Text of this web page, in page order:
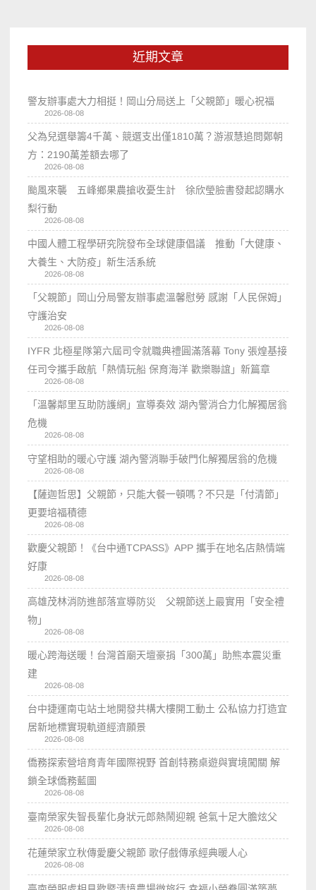
近期文章
警友辦事處大力相挺！岡山分局送上「父親節」暖心祝福
2026-08-08
父為兒選舉籌4千萬、競選支出僅1810萬？游淑慧追問鄭朝
方：2190萬差額去哪了
2026-08-08
颱風來襲 五峰鄉果農搶收憂生計 徐欣瑩臉書發起認購水
梨行動
2026-08-08
中國人體工程學研究院發布全球健康倡議 推動「大健康、
大養生、大防疫」新生活系統
2026-08-08
「父親節」岡山分局警友辦事處溫馨慰勞 感謝「人民保姆」
守護治安
2026-08-08
IYFR 北極星隊第六屆司令就職典禮圓滿落幕 Tony 張煌基接
任司令攜手啟航「熱情玩船 保育海洋 歡樂聯誼」新篇章
2026-08-08
「溫馨鄰里互助防護網」宣導奏效 湖內警消合力化解獨居翁
危機
2026-08-08
守望相助的暖心守護 湖內警消聯手破門化解獨居翁的危機
2026-08-08
【薩迦哲思】父親節，只能大餐一頓嗎？不只是「付清節」
更要培福積德
2026-08-08
歡慶父親節！《台中通TCPASS》APP 攜手在地名店熱情端
好康
2026-08-08
高雄茂林消防進部落宣導防災 父親節送上最實用「安全禮
物」
2026-08-08
暖心跨海送暖！台灣首廟天壇豪捐「300萬」助熊本震災重
建
2026-08-08
台中捷運南屯站土地開發共構大樓開工動土 公私協力打造宜
居新地標實現軌道經濟願景
2026-08-08
僑務探索營培育青年國際視野 首創特務桌遊與實境闖關 解
鎖全球僑務藍圖
2026-08-08
臺南榮家失智長輩化身狀元郎熱鬧迎親 爸氣十足大膽炫父
2026-08-08
花蓮榮家立秋傳愛慶父親節 歌仔戲傳承經典暖人心
2026-08-08